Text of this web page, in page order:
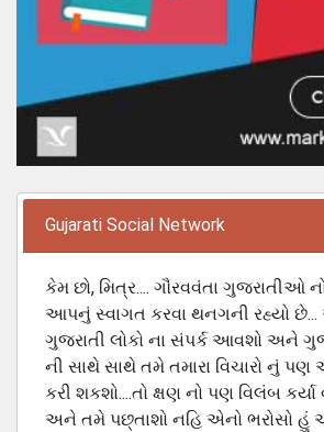
Gujarati Social Network
કેમ છો, મિત્ર.... ગૌરવવંતા ગુજરાતીઓ
આપનું સ્વાગત કરવા થનગની રહ્યો
ગુજરાતી લોકો ના સંપર્ક આવશો અને
ની સાથે સાથે તમે તમારા વિચારો નું પણ
કરી શકશો....તો ક્ષણ નો પણ વિલંબ
અને તમે પછ્તાશો નહિ એનો ભરોસો